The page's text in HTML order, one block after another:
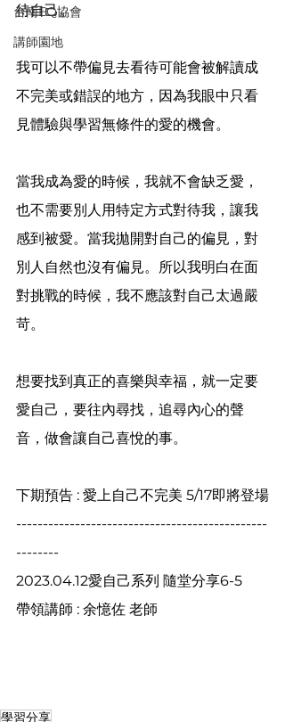
台南EQ協會
講師園地
待自己。
我可以不帶偏見去看待可能會被解讀成
不完美或錯誤的地方，因為我眼中只看
見體驗與學習無條件的愛的機會。
當我成為愛的時候，我就不會缺乏愛，
也不需要別人用特定方式對待我，讓我
感到被愛。當我拋開對自己的偏見，對
別人自然也沒有偏見。所以我明白在面
對挑戰的時候，我不應該對自己太過嚴
苛。
想要找到真正的喜樂與幸福，就一定要
愛自己，要往內尋找，追尋內心的聲
音，做會讓自己喜悅的事。
下期預告 : 愛上自己不完美 5/17即將登場
-----------------------------------------------
--------
2023.04.12愛自己系列 隨堂分享6-5
帶領講師 : 余憶佐 老師
學習分享